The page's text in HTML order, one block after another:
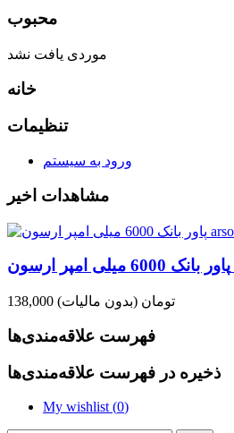
محبوب
موردی یافت نشد
خانه
تنظیمات
ورود به سیستم
مشاهدات اخیر
138,000 تومان (بدون مالیات)
فهرست علاقه‌مندی‌ها
ذخیره در فهرست علاقه‌مندی‌ها
My wishlist (0)